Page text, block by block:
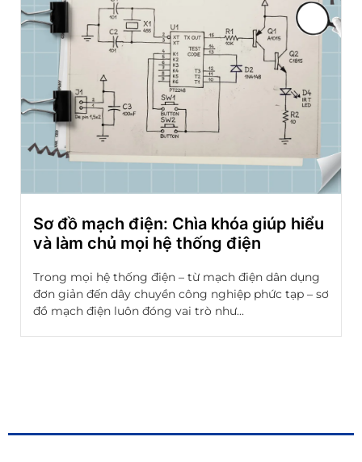
Sơ đồ mạch điện: Chìa khóa giúp hiểu
và làm chủ mọi hệ thống điện
Trong mọi hệ thống điện – từ mạch điện dân dụng
đơn giản đến dây chuyền công nghiệp phức tạp – sơ
đồ mạch điện luôn đóng vai trò như...